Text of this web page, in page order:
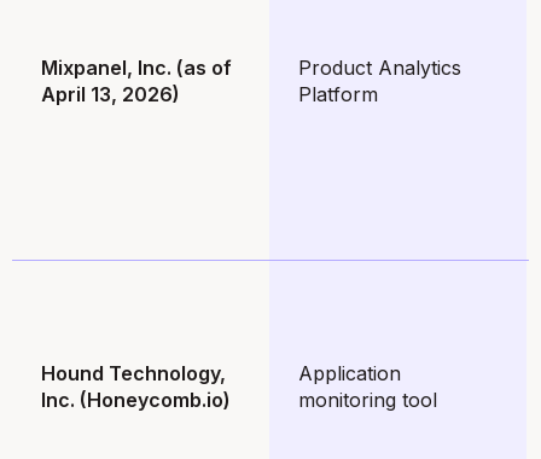
Mixpanel, Inc. (as of
April 13, 2026)
Product Analytics
Platform
Hound Technology,
Inc. (Honeycomb.io)
Application
monitoring tool